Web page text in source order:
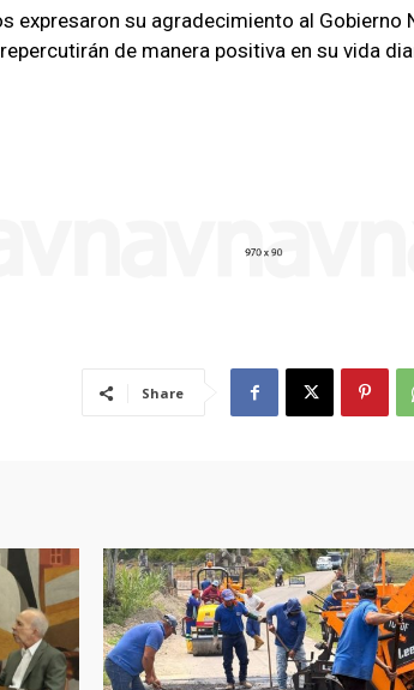
expresaron su agradecimiento al Gobierno
de manera positiva en su vida
Share